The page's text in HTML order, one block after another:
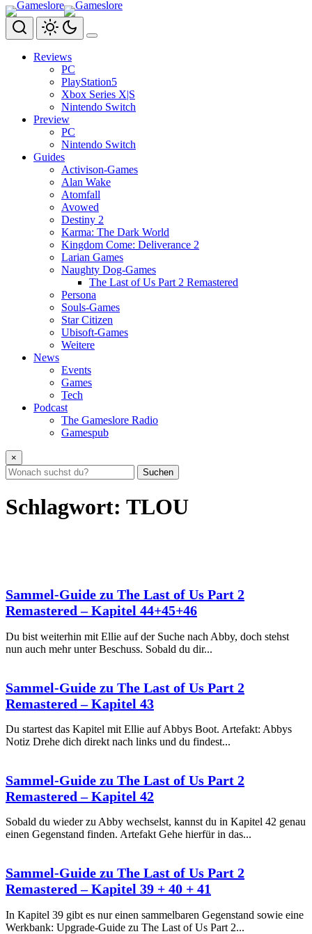
Zum
Inhalt
springen
Reviews
PC
PlayStation5
Xbox Series X|S
Nintendo Switch
Preview
PC
Nintendo Switch
Guides
Activison-Games
Alan Wake
Atomfall
Avowed
Destiny 2
Karma: The Dark World
Kingdom Come: Deliverance 2
Larian Games
Naughty Dog-Games
The Last of Us Part 2 Remastered
Persona
Souls-Games
Star Citizen
Ubisoft-Games
Weitere
News
Events
Games
Tech
Podcast
The Gameslore Radio
Gamespub
×
Suchen
Schlagwort: TLOU
Sammel-Guide zu The Last of Us Part 2
Remastered – Kapitel 44+45+46
Du bist weiterhin mit Ellie auf der Suche nach Abby, doch stehst
nun auch mehr unter Beschuss. Sobald du dir...
Sammel-Guide zu The Last of Us Part 2
Remastered – Kapitel 43
Du startest das Kapitel mit Ellie auf Abbys Boot. Artefakt: Abbys
Notiz Drehe dich direkt nach links und du findest...
Sammel-Guide zu The Last of Us Part 2
Remastered – Kapitel 42
Sobald du wieder zu Abby wechselst, kannst du in Kapitel 42 genau
einen Gegenstand finden. Artefakt Gehe hierfür in das...
Sammel-Guide zu The Last of Us Part 2
Remastered – Kapitel 39 + 40 + 41
In Kapitel 39 gibt es nur einen sammelbaren Gegenstand sowie eine
Werkbank: Upgrade-Guide zu The Last of Us Part 2...